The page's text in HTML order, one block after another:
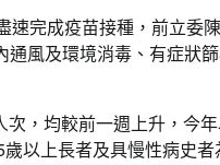
速完成疫苗接種，前立委
風及環境消毒、有症狀
，均較前一週上升，今
以上長者及具慢性病史者